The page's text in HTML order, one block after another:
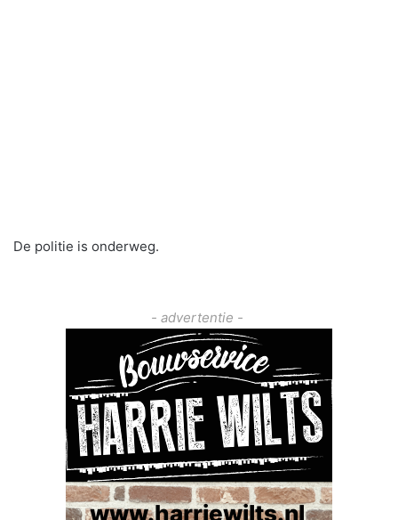
De politie is onderweg.
- advertentie -